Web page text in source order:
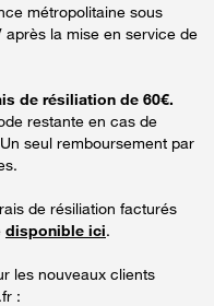
métropolitaine sous
après la mise en service de
de résiliation de 60€.
restante en cas de
seul remboursement par
de résiliation facturés
disponible ici.
les nouveaux clients
: